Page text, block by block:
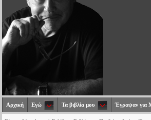
Αρχική Εγώ Τα βιβλία μου Έγραψαν για